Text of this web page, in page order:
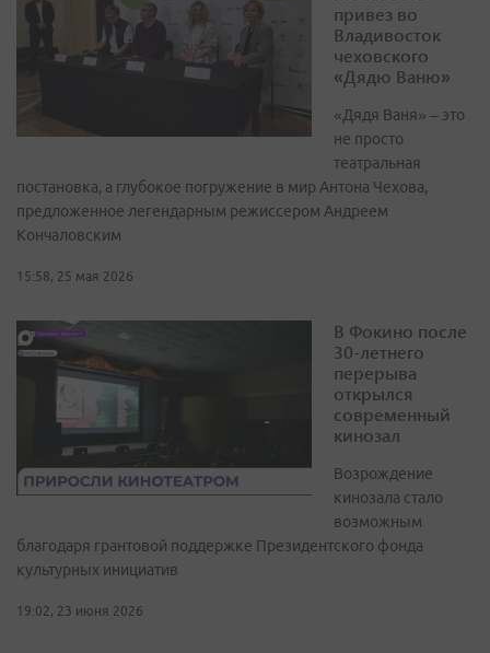
привез во
Владивосток
чеховского
«Дядю Ваню»
«Дядя Ваня» – это
не просто
театральная
постановка, а глубокое погружение в мир Антона Чехова,
предложенное легендарным режиссером Андреем
Кончаловским
15:58, 25 мая 2026
В Фокино после
30-летнего
перерыва
открылся
современный
кинозал
Возрождение
кинозала стало
возможным
благодаря грантовой поддержке Президентского фонда
культурных инициатив
19:02, 23 июня 2026